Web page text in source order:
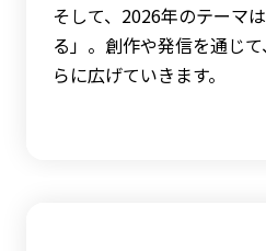
そして、2026年のテーマ
る」。創作や発信を通じ
らに広げていきます。